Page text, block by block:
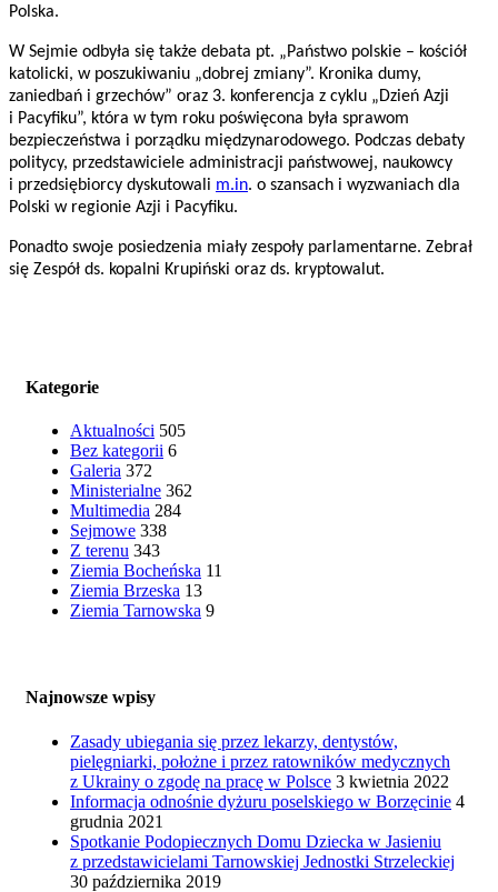
Polska.
W Sejmie odbyła się także debata pt. „Państwo polskie – kościół
katolicki, w poszukiwaniu „dobrej zmiany”. Kronika dumy,
zaniedbań i grzechów” oraz 3. konferencja z cyklu „Dzień Azji
i Pacyfiku”, która w tym roku poświęcona była sprawom
bezpieczeństwa i porządku międzynarodowego. Podczas debaty
politycy, przedstawiciele administracji państwowej, naukowcy
i przedsiębiorcy dyskutowali m.in. o szansach i wyzwaniach dla
Polski w regionie Azji i Pacyfiku.
Ponadto swoje posiedzenia miały zespoły parlamentarne. Zebrał
się Zespół ds. kopalni Krupiński oraz ds. kryptowalut.
Kategorie
Aktualności 505
Bez kategorii 6
Galeria 372
Ministerialne 362
Multimedia 284
Sejmowe 338
Z terenu 343
Ziemia Bocheńska 11
Ziemia Brzeska 13
Ziemia Tarnowska 9
Najnowsze wpisy
Zasady ubiegania się przez lekarzy, dentystów,
pielęgniarki, położne i przez ratowników medycznych
z Ukrainy o zgodę na pracę w Polsce 3 kwietnia 2022
Informacja odnośnie dyżuru poselskiego w Borzęcinie 4
grudnia 2021
Spotkanie Podopiecznych Domu Dziecka w Jasieniu
z przedstawicielami Tarnowskiej Jednostki Strzeleckiej
30 października 2019